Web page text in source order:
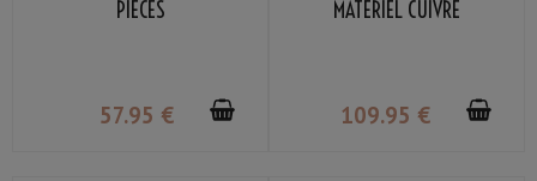
PIÈCES
57.95 €
MATÉRIEL CUIVRE
109.95 €